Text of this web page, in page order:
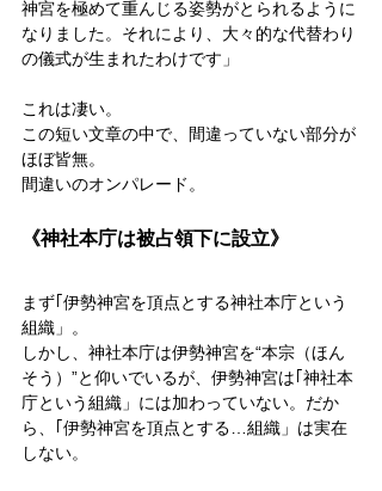
神宮を極めて重んじる姿勢がとられるように
なりました。それにより、大々的な代替わり
の儀式が生まれたわけです」
これは凄い。
この短い文章の中で、間違っていない部分が
ほぼ皆無。
間違いのオンパレード。
《神社本庁は被占領下に設立》
まず｢伊勢神宮を頂点とする神社本庁という
組織」。
しかし、神社本庁は伊勢神宮を“本宗（ほん
そう）”と仰いでいるが、伊勢神宮は｢神社本
庁という組織」には加わっていない。だか
ら、｢伊勢神宮を頂点とする…組織」は実在
しない。